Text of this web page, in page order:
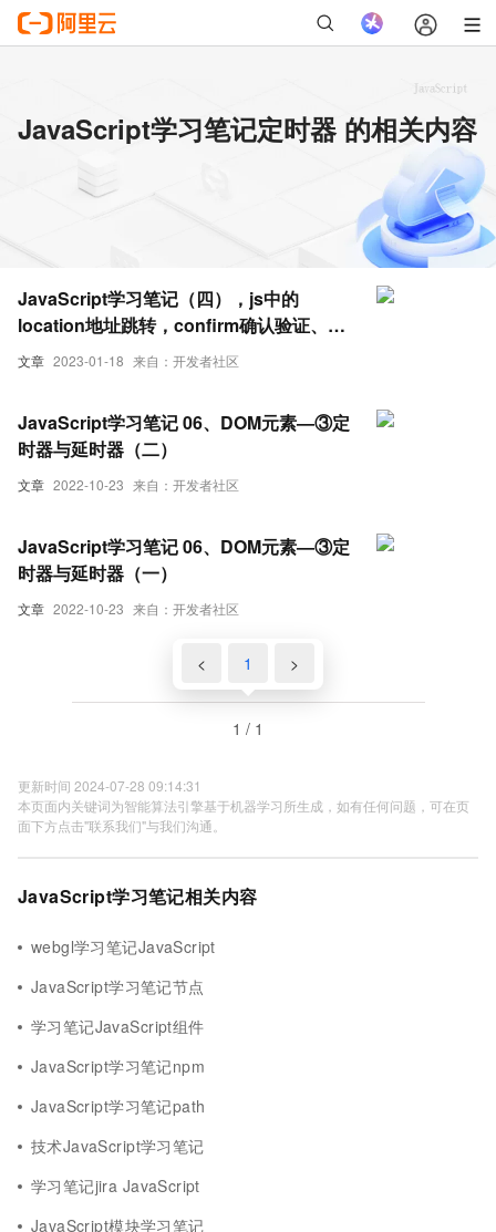
JavaScript学习笔记定时器 的相关内容
文章 2023-01-18 来自：开发者社区
JavaScript学习笔记（四），js中的
location地址跳转，confirm确认验证、
setInterval定时器的使用
文章 2022-10-23 来自：开发者社区
JavaScript学习笔记 06、DOM元素—③定
时器与延时器（二）
文章 2022-10-23 来自：开发者社区
JavaScript学习笔记 06、DOM元素—③定
时器与延时器（一）
< 1 >
1 / 1
更新时间 2024-07-28 09:14:31
本页面内关键词为智能算法引擎基于机器学习所生成，如有任何问题，可在页
面下方点击"联系我们"与我们沟通。
JavaScript学习笔记相关内容
webgl学习笔记JavaScript
JavaScript学习笔记节点
学习笔记JavaScript组件
JavaScript学习笔记npm
JavaScript学习笔记path
技术JavaScript学习笔记
学习笔记jira JavaScript
JavaScript模块学习笔记